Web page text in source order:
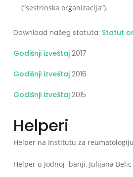
(“sestrinska organizacija”).
Download našeg statuta: Statut
Godišnji izveštaj 2017
Godišnji izveštaj 2016
Godišnji izveštaj 2015
Helperi
Helper na Institutu za
Helper u Jodnoj banji, Julijana